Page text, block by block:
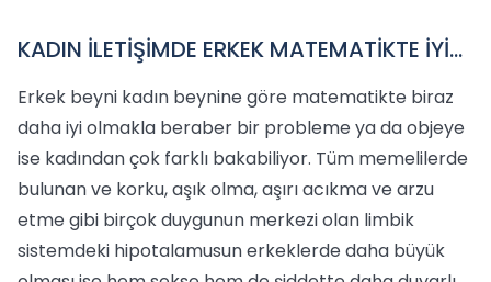
KADIN İLETİŞİMDE ERKEK MATEMATİKTE İYİ...
Erkek beyni kadın beynine göre matematikte biraz
daha iyi olmakla beraber bir probleme ya da objeye
ise kadından çok farklı bakabiliyor. Tüm memelilerde
bulunan ve korku, aşık olma, aşırı acıkma ve arzu
etme gibi birçok duygunun merkezi olan limbik
sistemdeki hipotalamusun erkeklerde daha büyük